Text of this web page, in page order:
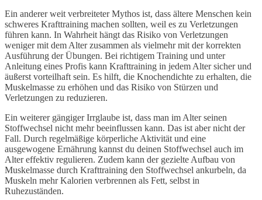
Ein anderer weit verbreiteter Mythos ist, dass ältere Menschen kein
schweres Krafttraining machen sollten, weil es zu Verletzungen
führen kann. In Wahrheit hängt das Risiko von Verletzungen
weniger mit dem Alter zusammen als vielmehr mit der korrekten
Ausführung der Übungen. Bei richtigem Training und unter
Anleitung eines Profis kann Krafttraining in jedem Alter sicher und
äußerst vorteilhaft sein. Es hilft, die Knochendichte zu erhalten, die
Muskelmasse zu erhöhen und das Risiko von Stürzen und
Verletzungen zu reduzieren.
Ein weiterer gängiger Irrglaube ist, dass man im Alter seinen
Stoffwechsel nicht mehr beeinflussen kann. Das ist aber nicht der
Fall. Durch regelmäßige körperliche Aktivität und eine
ausgewogene Ernährung kannst du deinen Stoffwechsel auch im
Alter effektiv regulieren. Zudem kann der gezielte Aufbau von
Muskelmasse durch Krafttraining den Stoffwechsel ankurbeln, da
Muskeln mehr Kalorien verbrennen als Fett, selbst in
Ruhezuständen.